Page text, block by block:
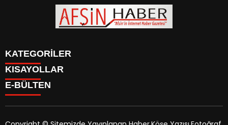
KATEGORİLER
SİYASET
EĞİTİM
MAGAZİN
KISAYOLLAR
SİYASET
EĞİTİM
E-BÜLTEN